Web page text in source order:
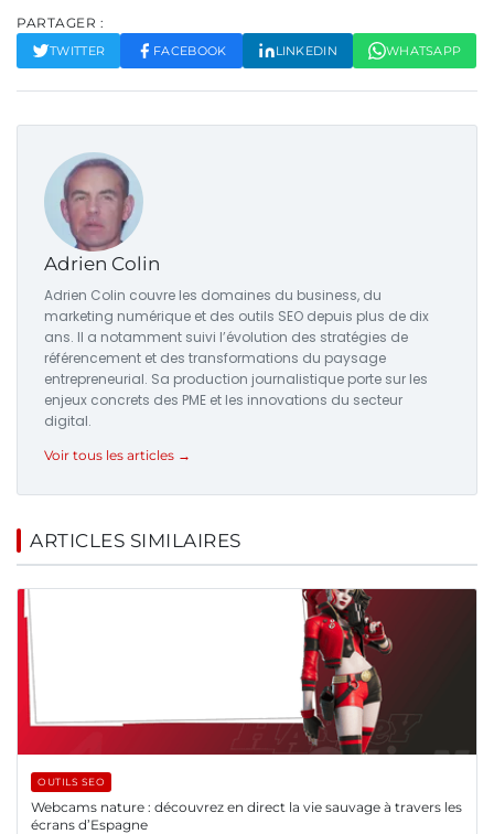
PARTAGER :
TWITTER FACEBOOK LINKEDIN WHATSAPP
Adrien Colin
Adrien Colin couvre les domaines du business, du
marketing numérique et des outils SEO depuis plus de dix
ans. Il a notamment suivi l’évolution des stratégies de
référencement et des transformations du paysage
entrepreneurial. Sa production journalistique porte sur les
enjeux concrets des PME et les innovations du secteur
digital.
Voir tous les articles →
ARTICLES SIMILAIRES
OUTILS SEO
Webcams nature : découvrez en direct la vie sauvage à travers les
écrans d’Espagne